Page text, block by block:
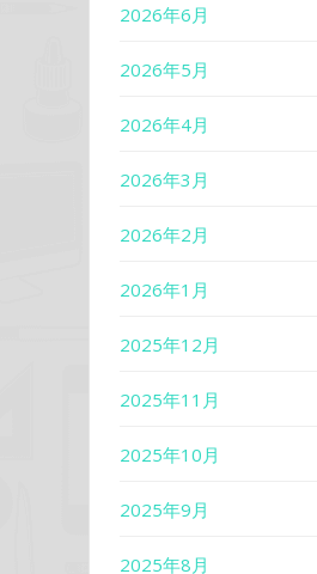
2026年6月
2026年5月
2026年4月
2026年3月
2026年2月
2026年1月
2025年12月
2025年11月
2025年10月
2025年9月
2025年8月